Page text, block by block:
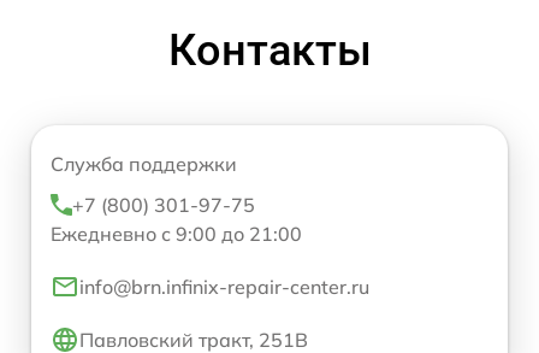
Контакты
Служба поддержки
+7 (800) 301-97-75
Ежедневно с 9:00 до 21:00
info@brn.infinix-repair-center.ru
Павловский тракт, 251В